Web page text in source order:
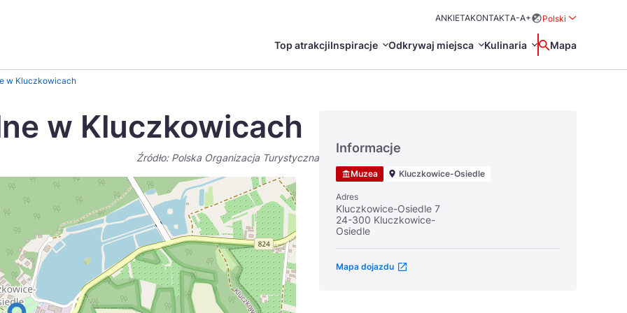
ANKIETAKONTAKTA-A+
Polski
Top atrakcjiInspiracje
Ambasador miejsca
Odkrywaj miejsca
UNESCO
Uzdrowiska Polskie Marki Turystyczne
Kulinaria
Szlaki kulinarne
Wyszukaj
Mapa
日本語
Norsk Suomi
w Kluczkowicach
w Kluczkowicach
Źródło: Polska Organizacja Turystyczna
Informacje
Muzea Kluczkowice-Osiedle
Adres
Kluczkowice-Osiedle 7
24-300 Kluczkowice-
Osiedle
Mapa dojazdu